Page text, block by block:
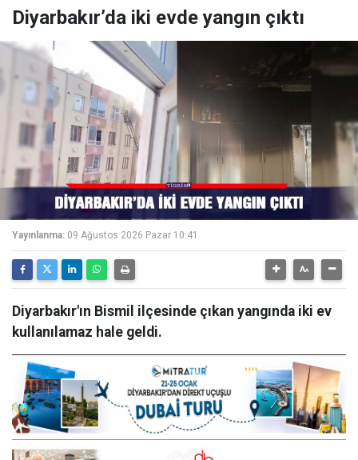
Diyarbakır’da iki evde yangın çıktı
Yayınlanma: 09 Ağustos 2026 Pazar 10:41
Diyarbakır'ın Bismil ilçesinde çıkan yangında iki ev
kullanılamaz hale geldi.